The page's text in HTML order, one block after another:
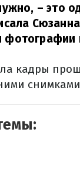
– это
фотографии
кадры